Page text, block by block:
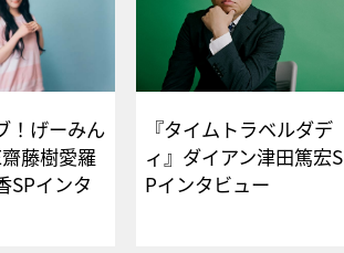
！げーみん
藤樹愛羅
SPインタ
『タイムトラベルダデ
ィ』ダイアン津田篤宏S
Pインタビュー